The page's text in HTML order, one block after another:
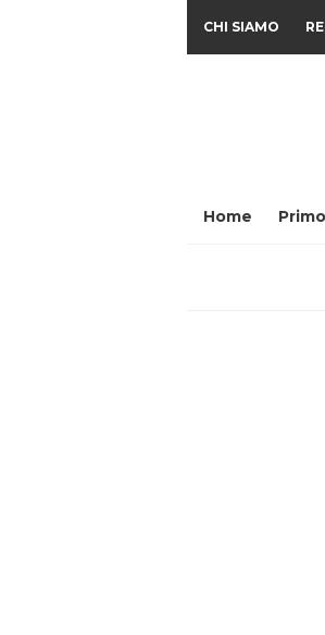
CHI SIAMO
Home